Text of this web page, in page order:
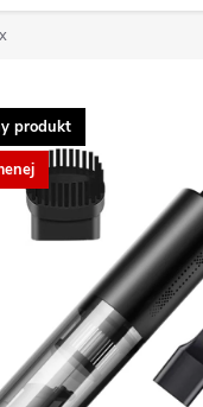
produkt